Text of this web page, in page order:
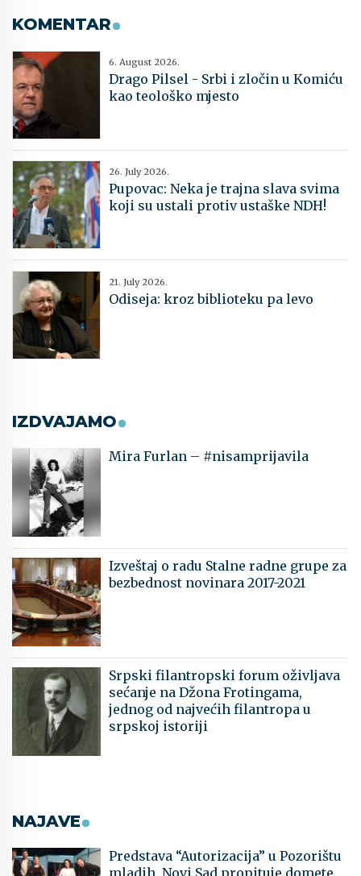
KOMENTAR
6. August 2026.
Drago Pilsel - Srbi i zločin u Komiću
kao teološko mjesto
26. July 2026.
Pupovac: Neka je trajna slava svima
koji su ustali protiv ustaške NDH!
21. July 2026.
Odiseja: kroz biblioteku pa levo
IZDVAJAMO
Mira Furlan – #nisamprijavila
Izveštaj o radu Stalne radne grupe za
bezbednost novinara 2017-2021
Srpski filantropski forum oživljava
sećanje na Džona Frotingama,
jednog od najvećih filantropa u
srpskoj istoriji
NAJAVE
Predstava “Autorizacija” u Pozorištu
mladih, Novi Sad propituje domete